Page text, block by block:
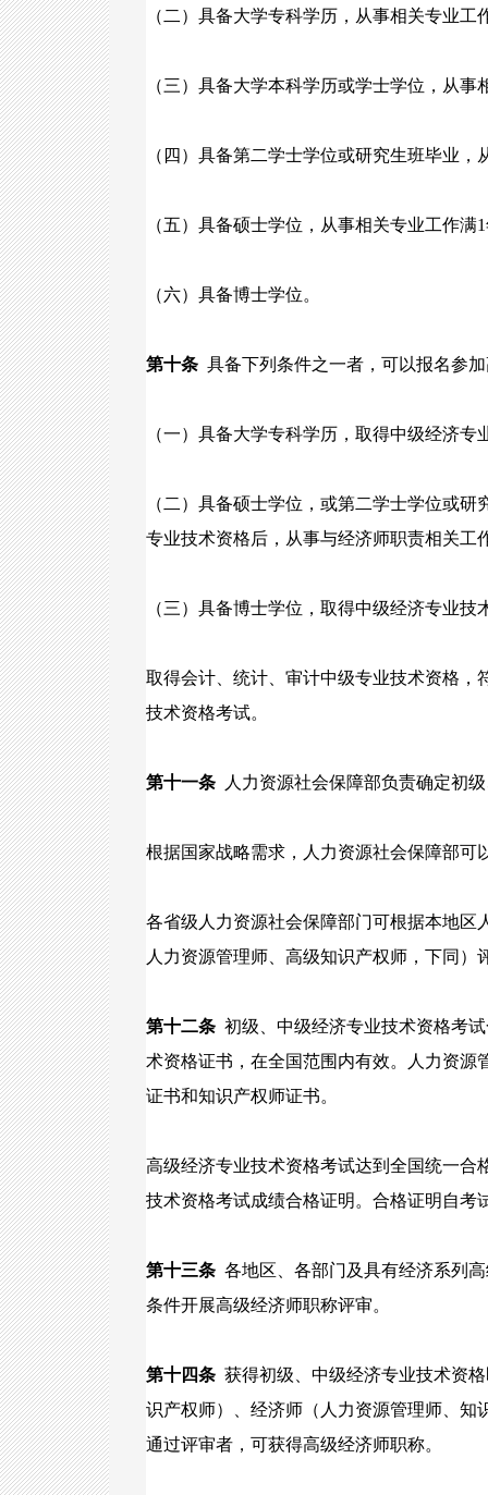
（二）具备大学专科学历，从事相关专业工
（三）具备大学本科学历或学士学位，从事
（四）具备第二学士学位或研究生班毕业，
（五）具备硕士学位，从事相关专业工作满
（六）具备博士学位。
第十条 具备下列条件之一者，可以报名参
（一）具备大学专科学历，取得中级经济
（二）具备硕士学位，或第二学士学位或
专业技术资格后，从事与经济师职责相关工
（三）具备博士学位，取得中级经济专业
取得会计、统计、审计中级专业技术资格，
技术资格考试。
第十一条 人力资源社会保障部负责确定初
根据国家战略需求，人力资源社会保障部可
各省级人力资源社会保障部门可根据本地区
人力资源管理师、高级知识产权师，下同）
第十二条 初级、中级经济专业技术资格考
术资格证书，在全国范围内有效。人力资源
证书和知识产权师证书。
高级经济专业技术资格考试达到全国统一合
技术资格考试成绩合格证明。合格证明自考
第十三条 各地区、各部门及具有经济系列
条件开展高级经济师职称评审。
第十四条 获得初级、中级经济专业技术资
识产权师）、经济师（人力资源管理师、知
通过评审者，可获得高级经济师职称。